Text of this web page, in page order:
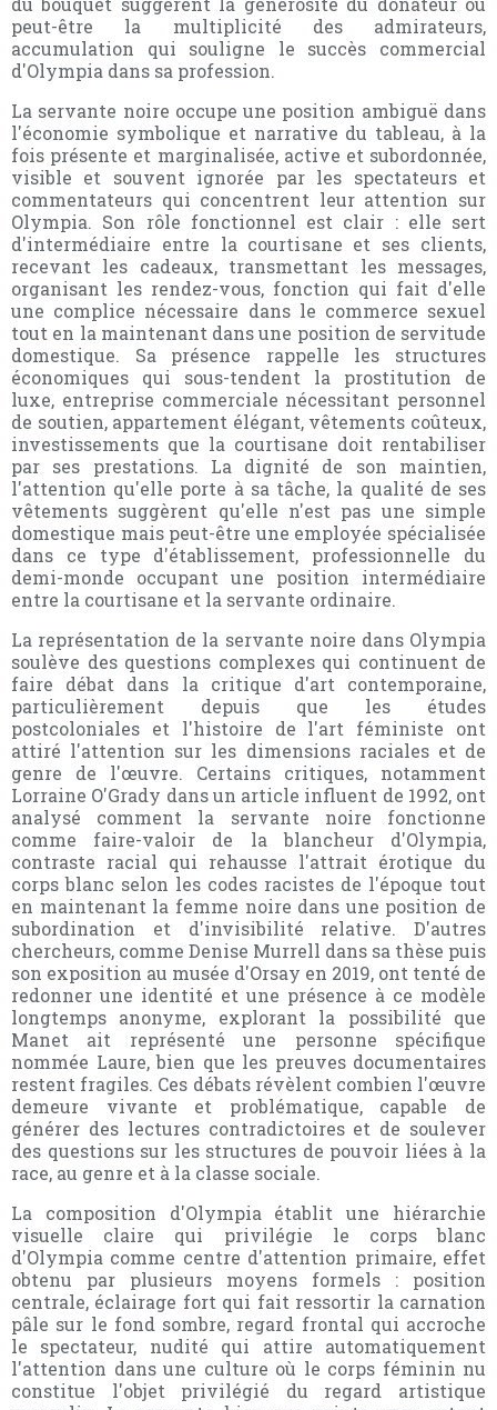
peut-être la multiplicité des admirateurs,
accumulation qui souligne le succès commercial
d'Olympia dans sa profession.
La servante noire occupe une position ambiguë dans
l'économie symbolique et narrative du tableau, à la
fois présente et marginalisée, active et subordonnée,
visible et souvent ignorée par les spectateurs et
commentateurs qui concentrent leur attention sur
Olympia. Son rôle fonctionnel est clair : elle sert
d'intermédiaire entre la courtisane et ses clients,
recevant les cadeaux, transmettant les messages,
organisant les rendez-vous, fonction qui fait d'elle
une complice nécessaire dans le commerce sexuel
tout en la maintenant dans une position de servitude
domestique. Sa présence rappelle les structures
économiques qui sous-tendent la prostitution de
luxe, entreprise commerciale nécessitant personnel
de soutien, appartement élégant, vêtements coûteux,
investissements que la courtisane doit rentabiliser
par ses prestations. La dignité de son maintien,
l'attention qu'elle porte à sa tâche, la qualité de ses
vêtements suggèrent qu'elle n'est pas une simple
domestique mais peut-être une employée spécialisée
dans ce type d'établissement, professionnelle du
demi-monde occupant une position intermédiaire
entre la courtisane et la servante ordinaire.
La représentation de la servante noire dans Olympia
soulève des questions complexes qui continuent de
faire débat dans la critique d'art contemporaine,
particulièrement depuis que les études
postcoloniales et l'histoire de l'art féministe ont
attiré l'attention sur les dimensions raciales et de
genre de l'œuvre. Certains critiques, notamment
Lorraine O'Grady dans un article influent de 1992, ont
analysé comment la servante noire fonctionne
comme faire-valoir de la blancheur d'Olympia,
contraste racial qui rehausse l'attrait érotique du
corps blanc selon les codes racistes de l'époque tout
en maintenant la femme noire dans une position de
subordination et d'invisibilité relative. D'autres
chercheurs, comme Denise Murrell dans sa thèse puis
son exposition au musée d'Orsay en 2019, ont tenté de
redonner une identité et une présence à ce modèle
longtemps anonyme, explorant la possibilité que
Manet ait représenté une personne spécifique
nommée Laure, bien que les preuves documentaires
restent fragiles. Ces débats révèlent combien l'œuvre
demeure vivante et problématique, capable de
générer des lectures contradictoires et de soulever
des questions sur les structures de pouvoir liées à la
race, au genre et à la classe sociale.
La composition d'Olympia établit une hiérarchie
visuelle claire qui privilégie le corps blanc
d'Olympia comme centre d'attention primaire, effet
obtenu par plusieurs moyens formels : position
centrale, éclairage fort qui fait ressortir la carnation
pâle sur le fond sombre, regard frontal qui accroche
le spectateur, nudité qui attire automatiquement
l'attention dans une culture où le corps féminin nu
constitue l'objet privilégié du regard artistique